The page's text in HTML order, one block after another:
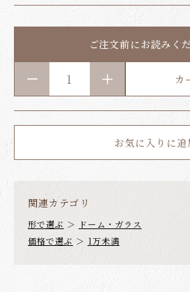
ご注文前にお読みく
カ
お気に入りに追
関連カテゴリ
形で選ぶ ＞ ドーム・ガラス
価格で選ぶ ＞ 1万未満